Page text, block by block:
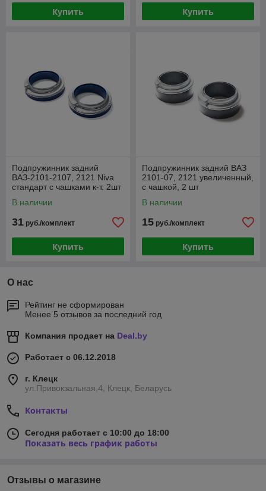
Купить Купить
Подпружинник задний
ВАЗ-2101-2107, 2121 Niva
стандарт с чашками к-т. 2шт
В наличии
31 руб./комплект
Купить
Подпружинник задний ВАЗ
2101-07, 2121 увеличенный,
с чашкой, 2 шт
В наличии
15 руб./комплект
Купить
О нас
Рейтинг не сформирован
Менее 5 отзывов за последний год
Компания продает на Deal.by
Работает с 06.12.2018
г. Клецк
ул.Привокзальная,4, Клецк, Беларусь
Контакты
Сегодня работает с 10:00 до 18:00
Показать весь график работы
Отзывы о магазине